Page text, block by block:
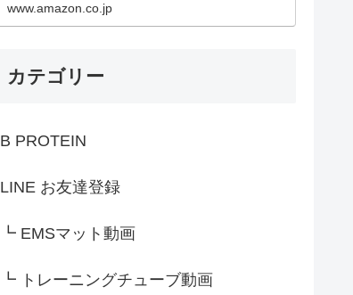
www.amazon.co.jp
カテゴリー
B PROTEIN
LINE お友達登録
┗ EMSマット動画
┗ トレーニングチューブ動画